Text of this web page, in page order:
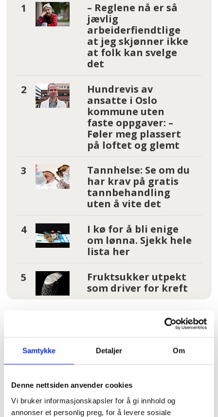
Samtykke Detaljer Om
Denne nettsiden anvender cookies
Vi bruker informasjonskapsler for å gi innhold og
annonser et personlig preg, for å levere sosiale
– Reglene nå er så
jævlig
arbeiderfiendtlige
at jeg skjønner ikke
at folk kan svelge
det
Hundrevis av
ansatte i Oslo
kommune uten
faste oppgaver: –
Føler meg plassert
på loftet og glemt
Tannhelse: Se om du
har krav på gratis
tannbehandling
uten å vite det
I kø for å bli enige
om lønna. Sjekk hele
lista her
Fruktsukker utpekt
som driver for kreft